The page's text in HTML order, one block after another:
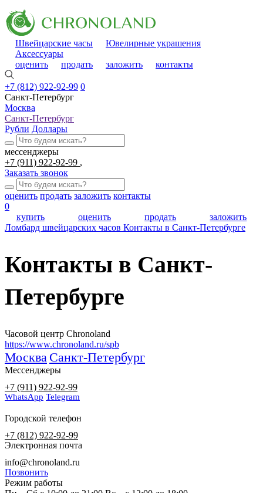
Швейцарские часы
Ювелирные украшения
Аксессуары
оценить
продать заложить контакты
+7 (812) 922-92-99 0
Санкт-Петербург
Москва
Санкт-Петербург
Рубли Доллары
мессенджеры
+7 (911) 922-92-99
Заказать звонок
оценить продать заложить контакты
0
купить
оценить продать
заложить
Ломбард швейцарских часов Контакты в Санкт-Петербурге
Контакты в Санкт-
Петербурге
Часовой центр Chronoland
https://www.chronoland.ru/spb
Москва Санкт-Петербург
Мессенджеры
+7 (911) 922-92-99
WhatsApp Telegram
Городской телефон
+7 (812) 922-92-99
Электронная почта
info@chronoland.ru
Позвонить
Режим работы